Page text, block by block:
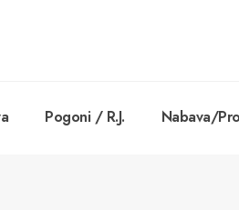
Pogoni / R.J. Nabava/